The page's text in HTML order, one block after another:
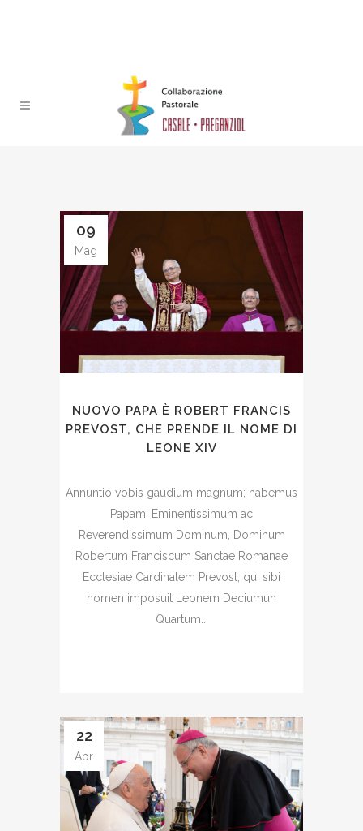
09
Mag
NUOVO PAPA È ROBERT FRANCIS
PREVOST, CHE PRENDE IL NOME DI
LEONE XIV
Annuntio vobis gaudium magnum; habemus
Papam: Eminentissimum ac
Reverendissimum Dominum, Dominum
Robertum Franciscum Sanctae Romanae
Ecclesiae Cardinalem Prevost, qui sibi
nomen imposuit Leonem Deciumun
Quartum...
22
Apr